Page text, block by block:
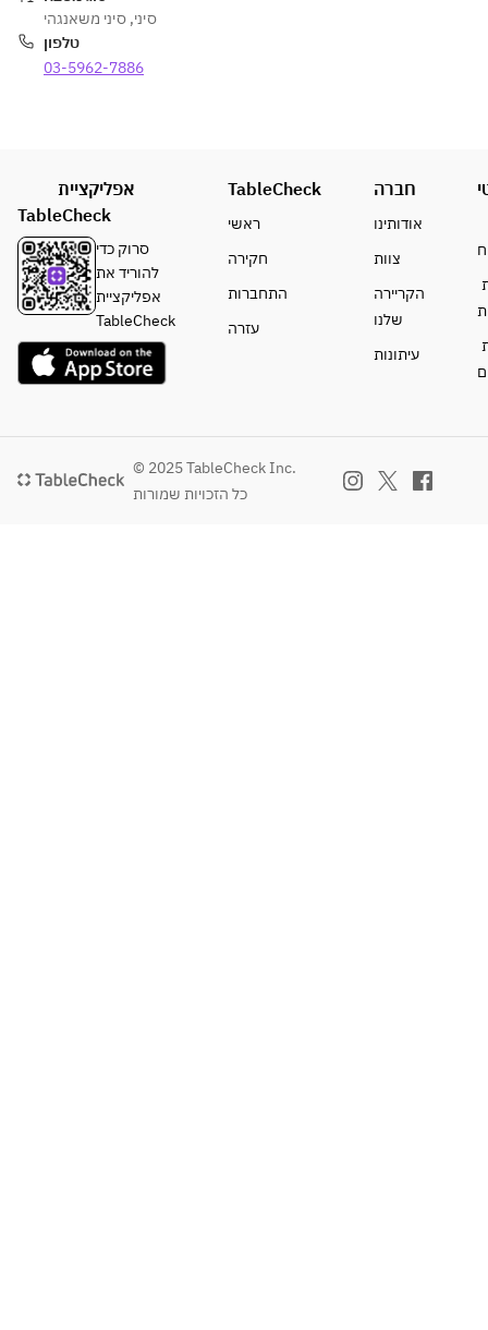
סיני, סיני משאנגהי
טלפון
03-5962-7886
אפליקציית
TableCheck
סרוק כדי
להוריד את
אפליקציית
TableCheck
TableCheck
ראשי
חקירה
התחברות
עזרה
חברה
אודותינו
צוות
הקריירה
שלנו
עיתונות
© 2025 TableCheck Inc.
כל הזכויות שמורות